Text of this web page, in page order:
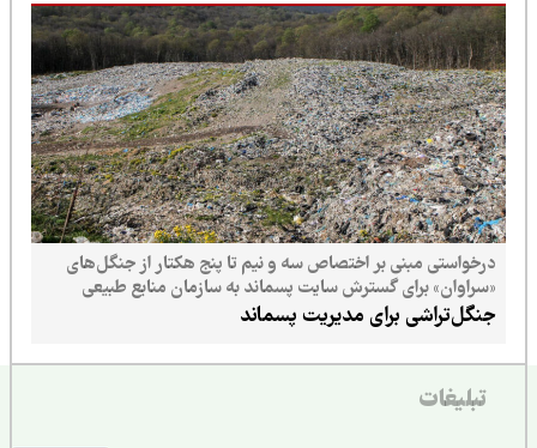
درخواستی مبنی بر اختصاص سه و نیم تا پنج هکتار از جنگل‌های
«سراوان» برای گسترش سایت پسماند به سازمان منابع طبیعی
ارسال شده است
جنگل‌تراشی برای مدیریت پسماند
تبلیغات